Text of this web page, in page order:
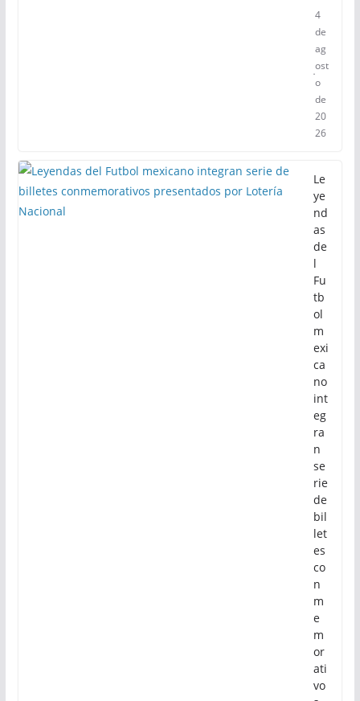
4
de
ag
ost
o
de
20
26
Le
ye
nd
as
de
l
Fu
tb
ol
m
exi
ca
no
int
eg
ra
n
se
rie
de
bil
let
es
co
n
m
e
m
or
ati
vo